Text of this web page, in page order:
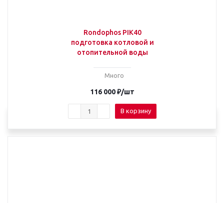
Rondophos PIK40
подготовка котловой и
отопительной воды
Много
116 000₽/шт
В корзину